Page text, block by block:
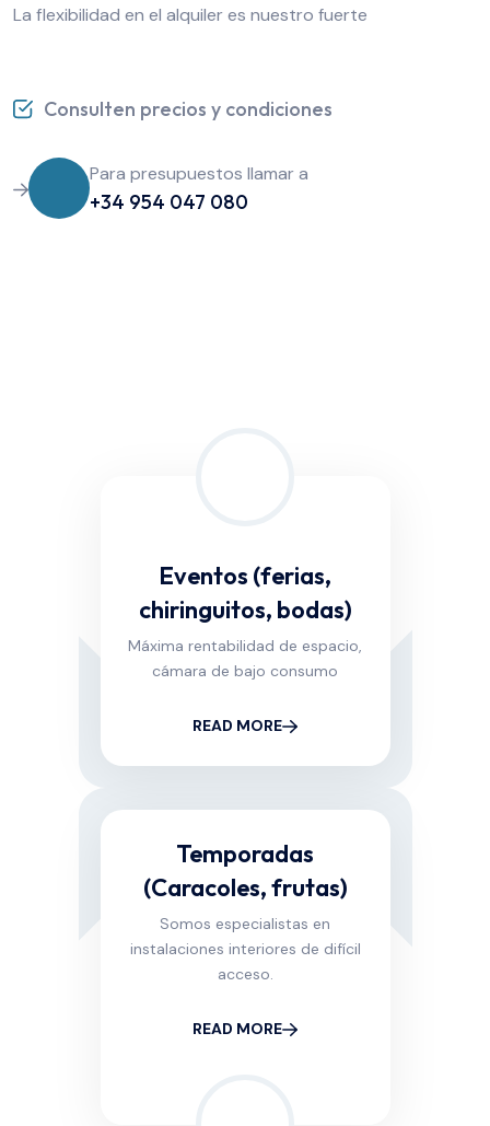
La flexibilidad en el alquiler es nuestro fuerte
Consulten precios y condiciones
Para presupuestos llamar a
+34 954 047 080
Eventos (ferias,
chiringuitos, bodas)
Máxima rentabilidad de espacio,
cámara de bajo consumo
READ MORE
Temporadas
(Caracoles, frutas)
Somos especialistas en
instalaciones interiores de difícil
acceso.
READ MORE